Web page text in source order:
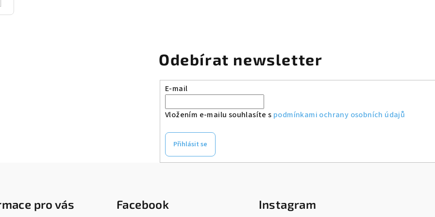
Odebírat newsletter
E-mail
Vložením e-mailu souhlasíte s podmínkami ochrany osobních údajů
Přihlásit se
pro vás Facebook Instagram